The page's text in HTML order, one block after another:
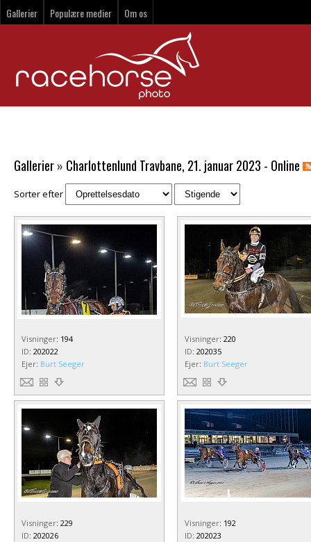
Gallerier Populære medier Om os
Gallerier» Charlottenlund Travbane, 21. januar 2023 - Online
Sorter efter
Visninger: 194
ID: 202022
Ejer: Burt Seeger
Visninger: 220
ID: 202035
Ejer: Burt Seeger
Visninger: 229
ID: 202026
Visninger: 192
ID: 202023